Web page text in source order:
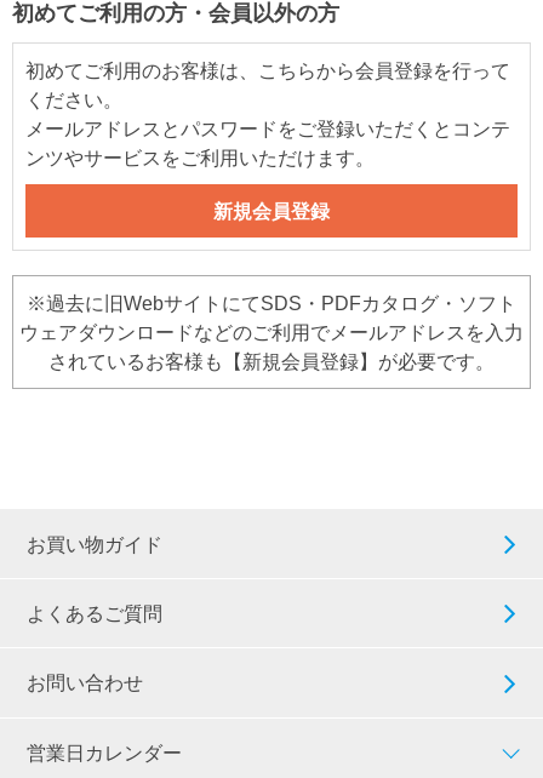
初めてご利用の方・会員以外の方
初めてご利用のお客様は、こちらから会員登録を行って
ください。
メールアドレスとパスワードをご登録いただくとコンテ
ンツやサービスをご利用いただけます。
※過去に旧WebサイトにてSDS・PDFカタログ・ソフト
ウェアダウンロードなどのご利用でメールアドレスを入力
されているお客様も【新規会員登録】が必要です。
お買い物ガイド
よくあるご質問
お問い合わせ
営業日カレンダー